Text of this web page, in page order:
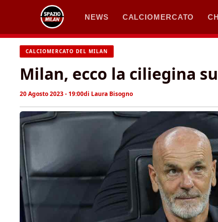
contenuto
NEWS CALCIOMERCATO
CALCIOMERCATO DEL MILAN
Milan, ecco la ciliegina
20 Agosto 2023 - 19:00di Laura Bisogno